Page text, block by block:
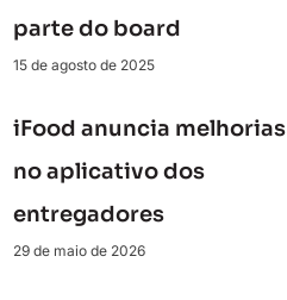
parte do board
15 de agosto de 2025
iFood anuncia melhorias
no aplicativo dos
entregadores
29 de maio de 2026